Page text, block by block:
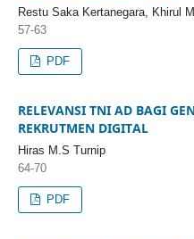
Restu Saka Kertanegara, Khirul
57-63
PDF
RELEVANSI TNI AD BAGI
REKRUTMEN DIGITAL
Hiras M.S Turnip
64-70
PDF